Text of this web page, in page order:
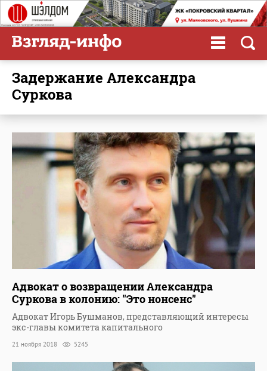
Задержание Александра
Суркова
Адвокат о возвращении Александра
Суркова в колонию: "Это нонсенс"
Адвокат Игорь Бушманов, представляющий интересы
экс-главы комитета капитального
21 ноября 2018 5245